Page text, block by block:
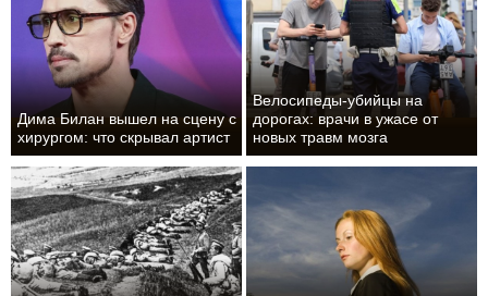
Дима Билан вышел на сцену с
хирургом: что скрывал артист
Велосипеды-убийцы на
дорогах: врачи в ужасе от
новых травм мозга